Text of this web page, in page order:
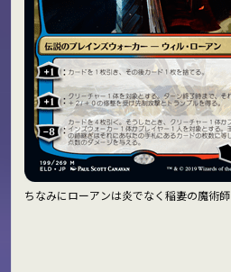
ちなみにローアンは炎でなく稲妻の魔術師